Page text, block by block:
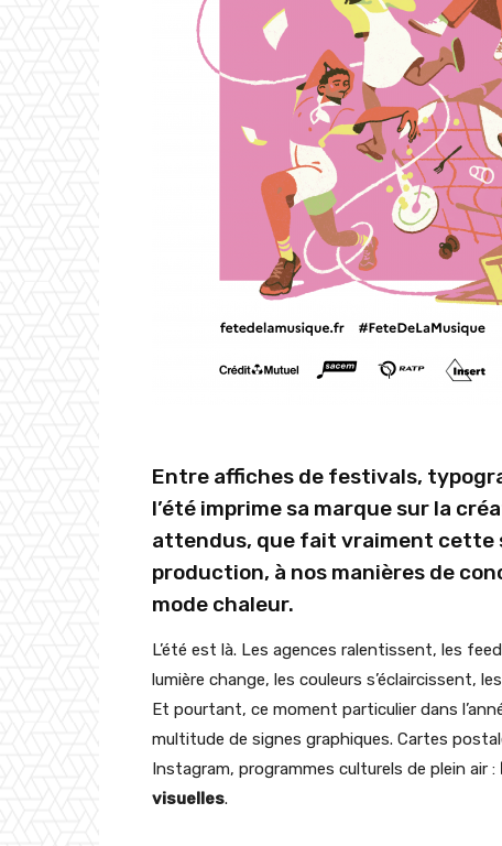
Entre affiches de festivals,
l’été imprime sa marque sur la
attendus, que fait vraiment cette
production, à nos manières de
mode chaleur.
L’été est là. Les agences ralentissent, les
lumière change, les couleurs s’éclaircissent,
Et pourtant, ce moment particulier dans
multitude de signes graphiques. Cartes
Instagram, programmes culturels de plein air :
visuelles.